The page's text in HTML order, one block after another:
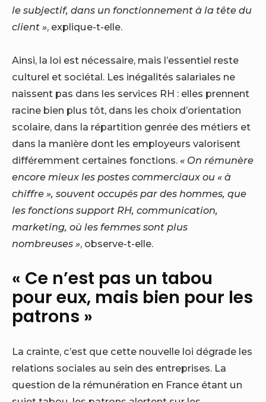
le subjectif, dans un fonctionnement à la tête du
client », explique-t-elle.
Ainsi, la loi est nécessaire, mais l’essentiel reste
culturel et sociétal. Les inégalités salariales ne
naissent pas dans les services RH : elles prennent
racine bien plus tôt, dans les choix d’orientation
scolaire, dans la répartition genrée des métiers et
dans la manière dont les employeurs valorisent
différemment certaines fonctions. « On rémunère
encore mieux les postes commerciaux ou « à
chiffre », souvent occupés par des hommes, que
les fonctions support RH, communication,
marketing, où les femmes sont plus
nombreuses », observe-t-elle.
« Ce n’est pas un tabou
pour eux, mais bien pour les
patrons »
La crainte, c’est que cette nouvelle loi dégrade les
relations sociales au sein des entreprises. La
question de la rémunération en France étant un